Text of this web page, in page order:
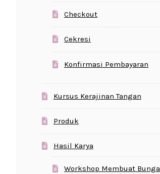
Checkout
Cekresi
Konfirmasi Pembayaran
Kursus Kerajinan Tangan
Produk
Hasil Karya
Workshop Membuat Bunga